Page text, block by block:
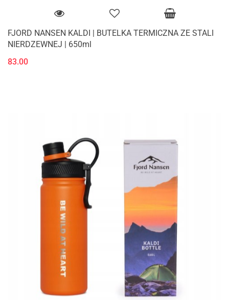
FJORD NANSEN KALDI | BUTELKA TERMICZNA ZE STALI
NIERDZEWNEJ | 650ml
83.00